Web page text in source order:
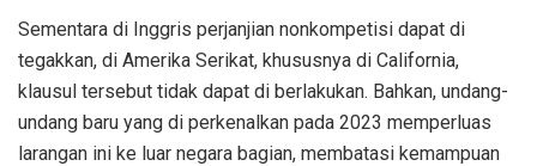
Sementara di Inggris perjanjian nonkompetisi dapat di
tegakkan, di Amerika Serikat, khususnya di California,
klausul tersebut tidak dapat di berlakukan. Bahkan, undang-
undang baru yang di perkenalkan pada 2023 memperluas
larangan ini ke luar negara bagian, membatasi kemampuan